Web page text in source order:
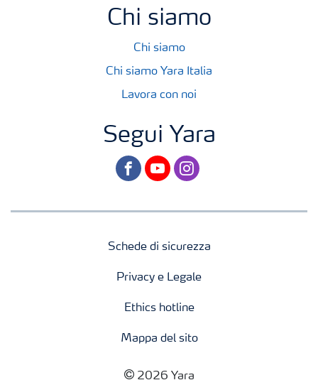
Chi siamo
Chi siamo
Chi siamo Yara Italia
Lavora con noi
Segui Yara
facebookyoutubeinstagram
Schede di sicurezza
Privacy e Legale
Ethics hotline
Mappa del sito
2026 Yara